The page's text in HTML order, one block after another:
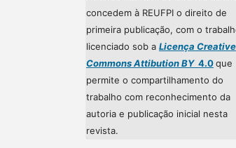
concedem à REUFPI o direito de
primeira publicação, com o
licenciado sob a Licença Creative
Commons Attibution BY4.0que
permite o compartilhamento do
trabalho com reconhecimento da
autoria e publicação inicial nesta
revista.